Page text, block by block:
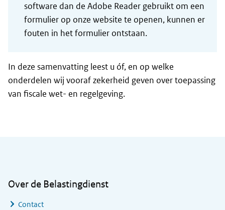
software dan de Adobe Reader gebruikt om een
formulier op onze website te openen, kunnen er
fouten in het formulier ontstaan.
In deze samenvatting leest u óf, en op welke
onderdelen wij vooraf zekerheid geven over toepassing
van fiscale wet- en regelgeving.
Over de Belastingdienst
Contact